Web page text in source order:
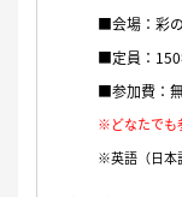
■会場：彩
■定員：150
■参加費：
※どなたでも
※英語（日本